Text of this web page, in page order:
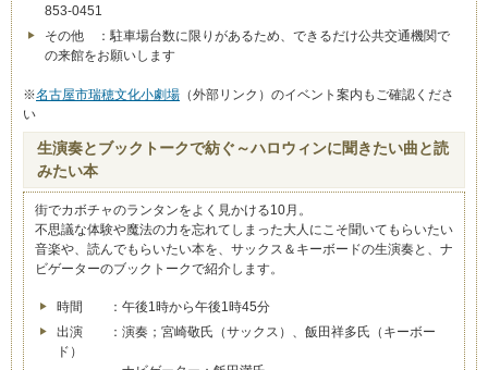
853-0451
その他 ：駐車場台数に限りがあるため、できるだけ公共交通機関で
の来館をお願いします
※名古屋市瑞穂文化小劇場 （外部リンク）のイベント案内もご確認くださ
い
生演奏とブックトークで紡ぐ～ハロウィンに聞きたい曲と読
みたい本
街でカボチャのランタンをよく見かける10月。
不思議な体験や魔法の力を忘れてしまった大人にこそ聞いてもらいたい
音楽や、読んでもらいたい本を、サックス＆キーボードの生演奏と、ナ
ビゲーターのブックトークで紹介します。
時間 ：午後1時から午後1時45分
出演 ：演奏；宮崎敬氏（サックス）、飯田祥多氏（キーボー
ド）